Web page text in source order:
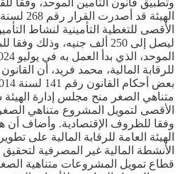
متناهي الصغر منح مجلس إدارة الهيئة
الأقصى لتمويل المشروع متناهي
وفقا للظروف الإقتصادية. وأضاف أن
الهيئة العامة للرقابة المالية على
الأنشطة المالية غير المصرفية
قطاع تمويل المشروعات متناهية